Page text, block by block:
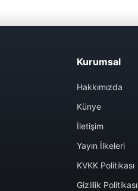
Kurumsal
Hakkımızda
Künye
İletişim
Yayın İlkeleri
KVKK Politikası
Gizlilik Politikası